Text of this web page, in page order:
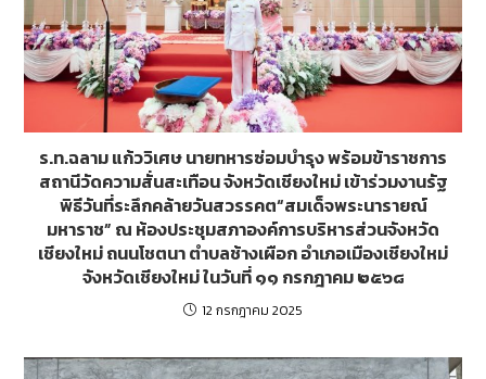
ร.ท.ฉลาม แก้ววิเศษ นายทหารซ่อมบำรุง พร้อมข้าราชการ
สถานีวัดความสั่นสะเทือน จังหวัดเชียงใหม่ เข้าร่วมงานรัฐ
พิธีวันที่ระลึกคล้ายวันสวรรคต“สมเด็จพระนารายณ์
มหาราช” ณ ห้องประชุมสภาองค์การบริหารส่วนจังหวัด
เชียงใหม่ ถนนโชตนา ตำบลช้างเผือก อำเภอเมืองเชียงใหม่
จังหวัดเชียงใหม่ ในวันที่ ๑๑ กรกฎาคม ๒๕๖๘
12 กรกฎาคม 2025